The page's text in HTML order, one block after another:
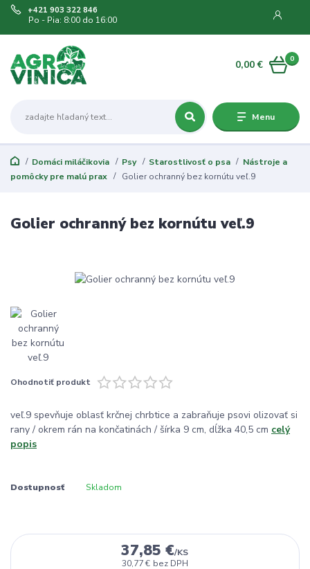
Menu
+421 903 322 846
Po - Pia: 8:00 do 16:00
0
0,00 €
Domáci miláčikovia Psy Starostlivosť o psa
Nástroje a
pomôcky pre malú prax
Golier ochranný bez kornútu veľ.9
Golier ochranný bez kornútu veľ.9
Ohodnotiť produkt
veľ.9 spevňuje oblasť krčnej chrbtice a zabraňuje psovi olizovať si
rany / okrem rán na končatinách / šírka 9 cm, dĺžka 40,5 cm celý
popis
Dostupnosť Skladom
37,85 €/KS
30,77 € bez DPH